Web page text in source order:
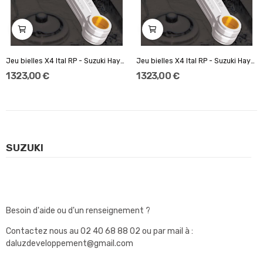
SUZUKI
1 323,00 €
Jeu bielles X4 Ital RP - Suzuki Hayabusa 1340 cc
1 323,00 €
Besoin d'aide ou d'un renseignement ?
Contactez nous au 02 40 68 88 02 ou par mail à :
daluzdeveloppement@gmail.com